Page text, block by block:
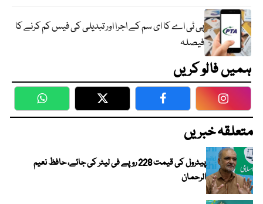
پی ٹی اے کا ای سم کے اجرا اور تبدیلی کی فیس کم کرنے کا
فیصلہ
ہمیں فالو کریں
WhatsApp Twitter Facebook
متعلقہ خبریں
پیٹرول کی قیمت 228 روپے فی لیٹر کی جائے، حافظ نعیم
الرحمان